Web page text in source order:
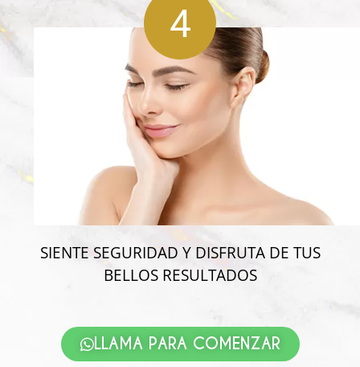
4
SIENTE SEGURIDAD Y DISFRUTA DE TUS
BELLOS RESULTADOS
LLAMA PARA COMENZAR